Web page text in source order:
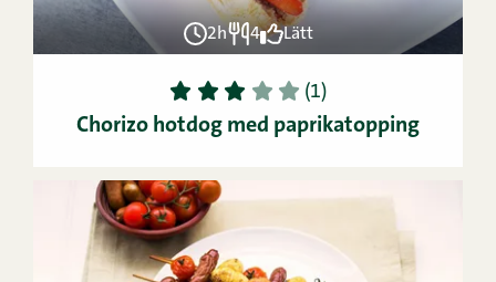
2h 4 Lätt
1 2 3 4 5 (1)
Chorizo hotdog med paprikatopping